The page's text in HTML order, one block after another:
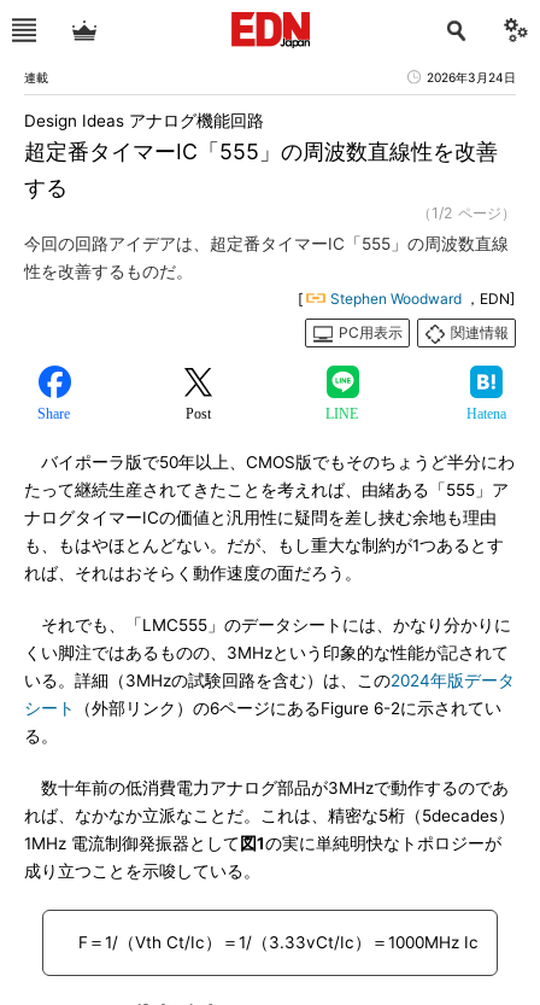
連載 2026年3月24日
超定番タイマーIC「555」の周波数直線性を改善
する
Design Ideas アナログ機能回路
（1/2 ページ）
今回の回路アイデアは、超定番タイマーIC「555」の周波数直線
性を改善するものだ。
[ Stephen Woodward ，EDN]
PC用表示
関連情報
Share Post LINE Hatena
バイポーラ版で50年以上、CMOS版でもそのちょうど半分にわ
たって継続生産されてきたことを考えれば、由緒ある「555」ア
ナログタイマーICの価値と汎用性に疑問を差し挟む余地も理由
も、もはやほとんどない。だが、もし重大な制約が1つあるとす
れば、それはおそらく動作速度の面だろう。
それでも、「LMC555」のデータシートには、かなり分かりに
くい脚注ではあるものの、3MHzという印象的な性能が記されて
いる。詳細（3MHzの試験回路を含む）は、この2024年版データ
シート
（外部リンク）の6ページにあるFigure 6-2に示されてい
る。
数十年前の低消費電力アナログ部品が3MHzで動作するのであ
れば、なかなか立派なことだ。これは、精密な5桁（5decades）
1MHz 電流制御発振器として図1の実に単純明快なトポロジーが
成り立つことを示唆している。
F＝1/（Vth Ct/Ic）＝1/（3.33vCt/Ic）＝1000MHz Ic